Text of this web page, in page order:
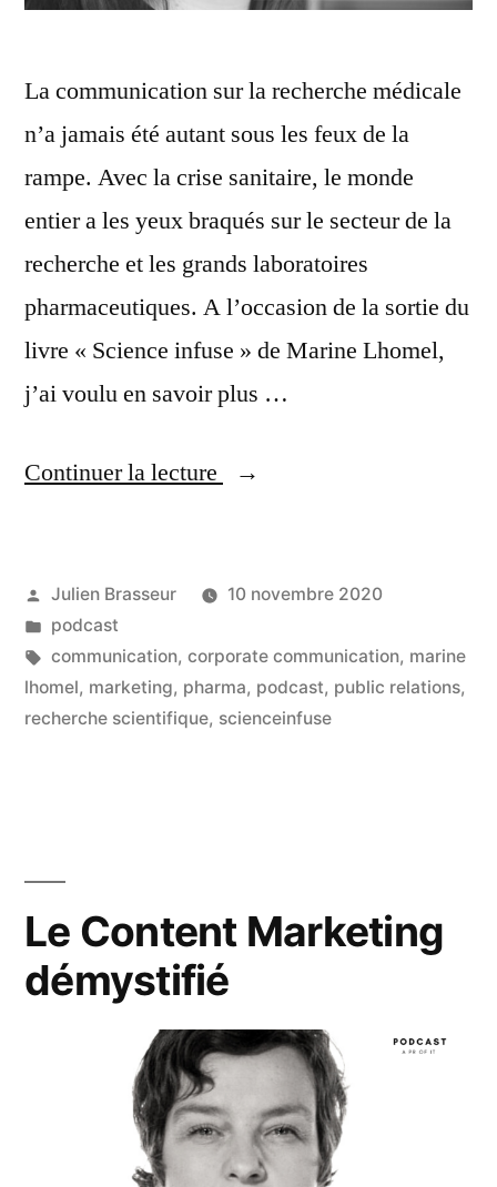
La communication sur la recherche médicale
n’a jamais été autant sous les feux de la
rampe. Avec la crise sanitaire, le monde
entier a les yeux braqués sur le secteur de la
recherche et les grands laboratoires
pharmaceutiques. A l’occasion de la sortie du
livre « Science infuse » de Marine Lhomel,
j’ai voulu en savoir plus …
Continuer la lecture
« La
la
pharma
et
la
Publié
par
Julien Brasseur
10 novembre 2020
Publié
dans
podcast
Étiquettes :
communication, corporate communication, marine
lhomel, marketing, pharma, podcast, public relations,
recherche scientifique, scienceinfuse
Le Content Marketing
démystifié